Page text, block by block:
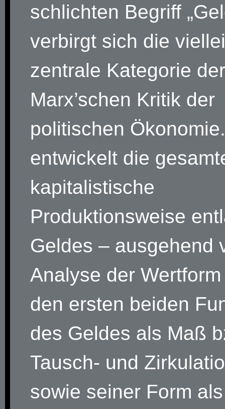
schlichten Begriff
verbirgt sich die
zentrale Kategorie der
Marx’schen Kritik der
politischen
entwickelt die
kapitalistische
Produktionsweise
Geldes – ausgehend
Analyse der
den ersten beiden
des Geldes als Maß
Tausch- und
sowie seiner Form